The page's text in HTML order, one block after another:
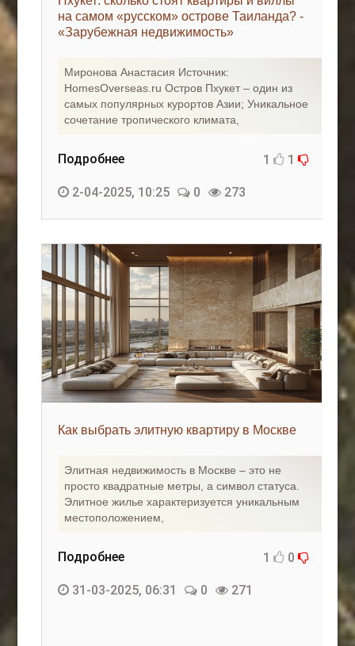
на самом «русском» острове Таиланда? -
«Зарубежная недвижимость»
Миронова Анастасия Источник:
HomesOverseas.ru Остров Пхукет – один из
самых популярных курортов Азии; Уникальное
сочетание тропического климата,
Подробнее 1 1
2-04-2025, 10:25 0 273
Как выбрать элитную квартиру в Москве
Элитная недвижимость в Москве – это не
просто квадратные метры, а символ статуса.
Элитное жилье характеризуется уникальным
местоположением,
Подробнее 1 0
31-03-2025, 06:31 0 271